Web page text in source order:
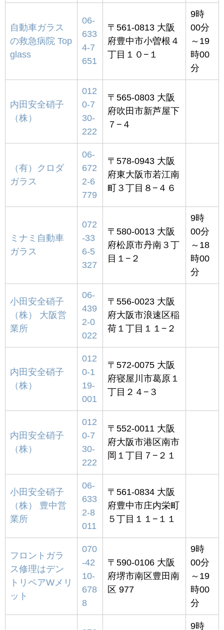
自動車ガラス
の救急病院 Top
glass
06-
633
4-7
651
〒561-0813 大阪
府豊中市小曽根４
丁目１０−１
9時
00分
～19
時00
分
内田安全硝子
（株）
012
0-7
30-
222
〒565-0803 大阪
府吹田市新芦屋下
７−４
（有）クロダ
ガラス
06-
672
2-6
779
〒578-0943 大阪
府東大阪市若江南
町３丁目８−４６
ミナミ自動車
ガラス
072
-33
6-5
327
〒580-0013 大阪
府松原市丹南３丁
目１−２
9時
00分
～18
時00
分
小田安全硝子
（株） 大阪営
業所
06-
439
2-0
022
〒556-0023 大阪
府大阪市浪速区稲
荷１丁目１１−２
内田安全硝子
（株）
012
0-1
19-
001
〒572-0075 大阪
府寝屋川市葛原１
丁目２４−３
内田安全硝子
（株）
012
0-7
30-
222
〒552-0011 大阪
府大阪市港区南市
岡１丁目７−２１
小田安全硝子
（株） 豊中営
業所
06-
633
2-8
011
〒561-0834 大阪
府豊中市庄内栄町
５丁目１１−１１
フロントガラ
ス修理はデン
トリペアWメリ
ット
070
-42
10-
678
8
〒590-0106 大阪
府堺市南区豊田南
区 977
9時
00分
～19
時00
分
9時